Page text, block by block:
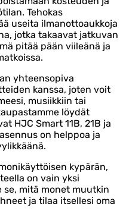
Tehokas
useita ilmanottoaukkoja
jotka takaavat jatkuvan
pitää pään viileänä ja
yhteensopiva
kanssa, joten voit
musiikkiin tai
löydät
HJC Smart 11B, 21B ja
on helppoa ja
kypärän,
on vain yksi
se, mitä monet muutkin
ja tilaa itsellesi oma